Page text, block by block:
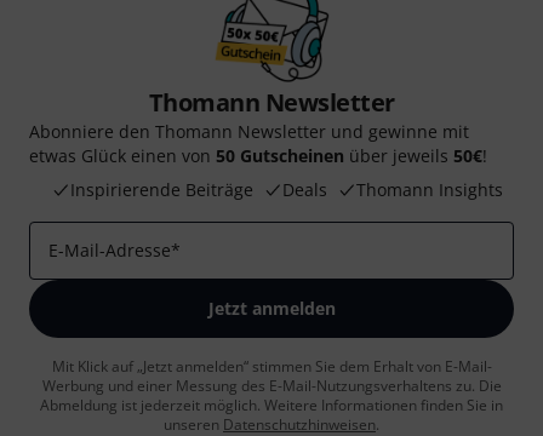
Thomann Newsletter
Abonniere den Thomann Newsletter und gewinne mit
etwas Glück einen von 50 Gutscheinen über jeweils 50€!
Inspirierende Beiträge
Deals Thomann Insights
E-Mail-Adresse*
Jetzt anmelden
Mit Klick auf „Jetzt anmelden“ stimmen Sie dem Erhalt von E-Mail-
Werbung und einer Messung des E-Mail-Nutzungsverhaltens zu. Die
Abmeldung ist jederzeit möglich. Weitere Informationen finden Sie in
unseren Datenschutzhinweisen.